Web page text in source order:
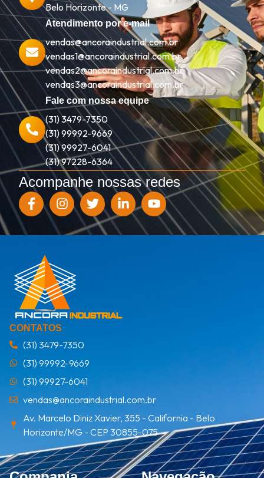
Belo Horizonte - MG
Atendimento por e-mail
vendas@ancoraindustrial.com.br
vendas1@ancoraindustrial.com.br
vendas2@ancoraindustrial.com.br
vendas3@ancoraindustrial.com.br
Fale com nossa equipe
(31) 3479-7350
(31) 99992-9669
(31) 99927-6041
(31) 97228-6364
Acompanhe nossas redes
CONTATOS
(31) 3479-7350
(31) 99992-9669
(31) 99927-6041
vendas@ancoraindustrial.com.br
Av. Marcelo Diniz Xavier, 355 - California - Belo
Horizonte/MG - CEP 30855-075